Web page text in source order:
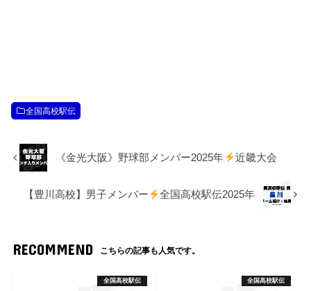
全国高校駅伝
《金光大阪》野球部メンバー2025年 近畿大会
【豊川高校】男子メンバー 全国高校駅伝2025年
RECOMMEND こちらの記事も人気です。
全国高校駅伝 全国高校駅伝